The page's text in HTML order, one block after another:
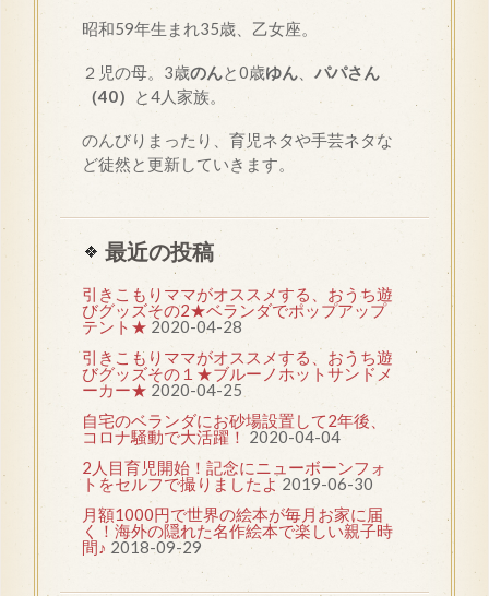
昭和59年生まれ35歳、乙女座。
２児の母。3歳のんと0歳ゆん
パパさん
（40）
と4人家族。
のんびりまったり、育児ネタや手芸ネタな
ど徒然と更新していきます。
最近の投稿
引きこもりママがオススメする、おうち遊
びグッズその2★ベランダでポップアップ
テント★ 2020-04-28
引きこもりママがオススメする、おうち遊
びグッズその１★ブルーノホットサンドメ
ーカー★ 2020-04-25
自宅のベランダにお砂場設置して2年後、
コロナ騒動で大活躍！ 2020-04-04
2人目育児開始！記念にニューボーンフォ
トをセルフで撮りましたよ 2019-06-30
月額1000円で世界の絵本が毎月お家に届
く！海外の隠れた名作絵本で楽しい親子時
間♪ 2018-09-29